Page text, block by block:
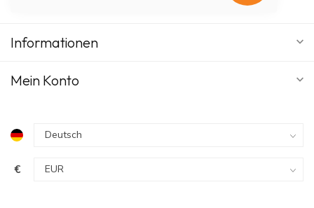
Informationen
Mein Konto
€